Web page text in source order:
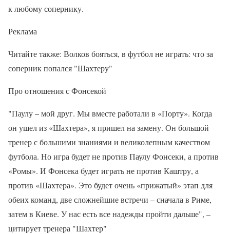
к любому сопернику.
Реклама
Читайте также: Волков бояться, в футбол не играть: что за
соперник попался "Шахтеру"
Про отношения с Фонсекой
"Паулу – мой друг. Мы вместе работали в «Порту». Когда
он ушел из «Шахтера», я пришел на замену. Он большой
тренер с большими знаниями и великолепным качеством
футбола. Но игра будет не против Паулу Фонсеки, а против
«Ромы». И Фонсека будет играть не против Каштру, а
против «Шахтера». Это будет очень «прижатый» этап для
обеих команд, две сложнейшие встречи – сначала в Риме,
затем в Киеве. У нас есть все надежды пройти дальше", –
цитирует тренера "Шахтер"